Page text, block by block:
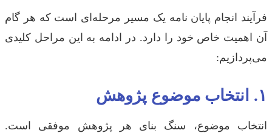
انجام پایان نامه یک مسیر مرحله‌ای است که هر گام
خاص خود را دارد. در ادامه به این مراحل کلیدی
موضوع، سنگ بنای هر پژوهش موفقی است.